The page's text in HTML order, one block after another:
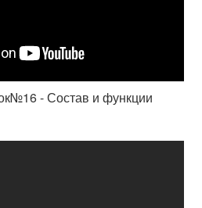
- Состав и функции